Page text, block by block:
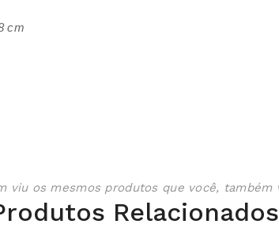
cm
viu os mesmos produtos que você, também
Relacionados